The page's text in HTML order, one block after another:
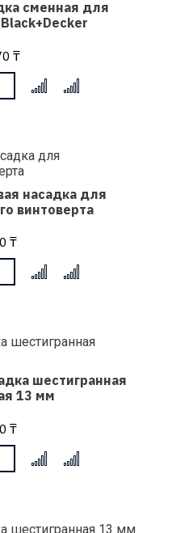
сменная для
₸
насадка для
винтоверта
₸
шестигранная
13 мм
₸